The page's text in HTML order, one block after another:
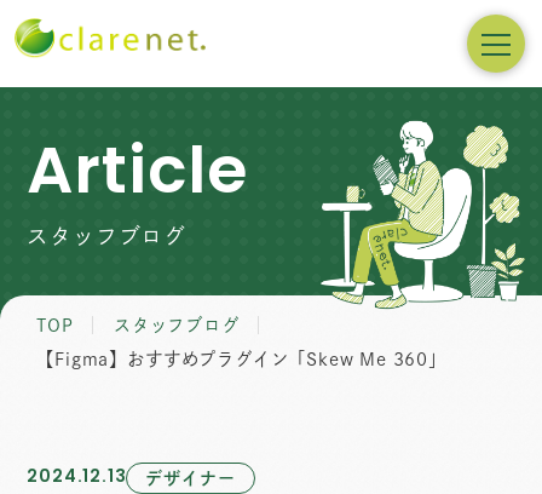
Article
スタッフブログ
TOP
スタッフブログ
【Figma】おすすめプラグイン「Skew Me 360」
2024.12.13 デザイナー